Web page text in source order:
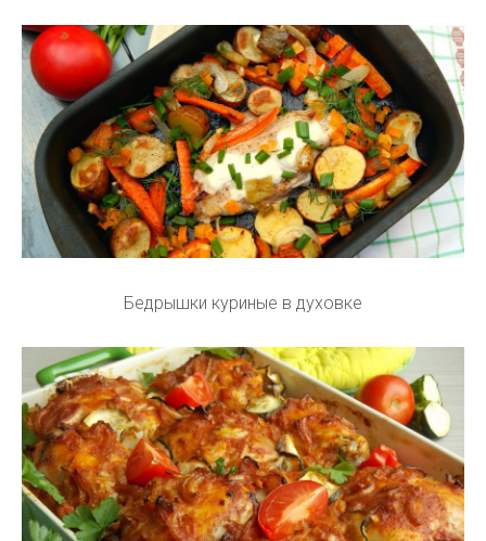
Бедрышки куриные в духовке